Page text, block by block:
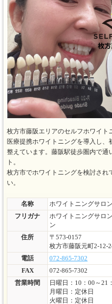
枚方市藤阪エリアのセルフホワイト
医療提携ホワイトニングを導入し
整えています。藤阪駅徒歩圏内で通
ト。
枚方市でホワイトニングを検討され
い。
名称
ホワイトニングサロ
フリガナ
ホワイトニングサロ
ン
住所
〒573-0157
枚方市藤阪元町2-12-
電話
072-865-7302
FAX
072-865-7302
営業時間
日曜日：10：00～21
月曜日：定休日
火曜日：定休日